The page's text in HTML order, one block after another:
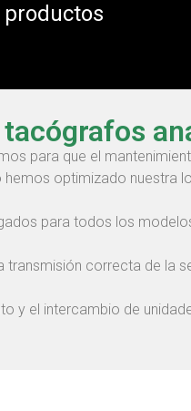
para que el
optimizado nuestra
para todos los
correcta de la
y el intercambio de